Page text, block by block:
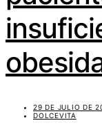
29 DE JULIO DE
DOLCEVITA